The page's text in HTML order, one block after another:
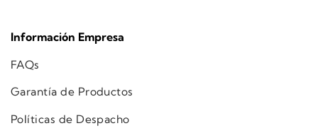
Información Empresa
FAQs
Garantía de Productos
Políticas de Despacho